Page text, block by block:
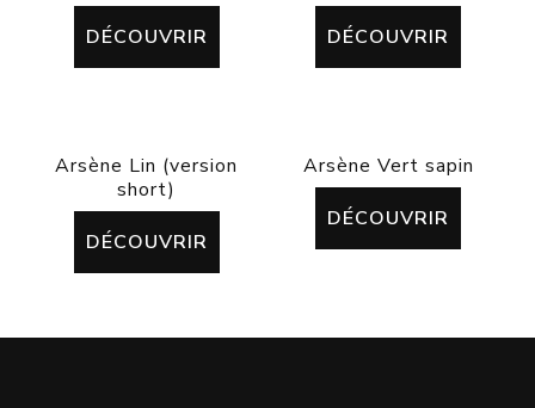
DÉCOUVRIR
DÉCOUVRIR
Arsène Lin (version
short)
DÉCOUVRIR
Arsène Vert sapin
DÉCOUVRIR